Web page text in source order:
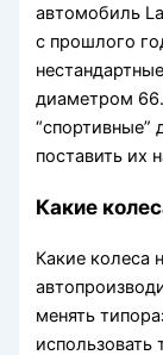
автомобиль
с прошлого
диаметром
“спортивные”
поставить их
Какие
Какие колеса
менять
использовать